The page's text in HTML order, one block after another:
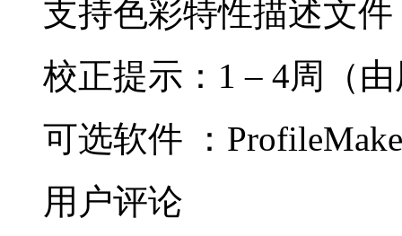
支持色彩特性描述文件
校正提示：1 – 4周（
可选软件 ：
用户评论